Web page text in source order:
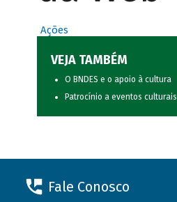
Ações
VEJA TAMBÉM
O BNDES e o apoio à cultura
Patrocínio a eventos culturais
Fale Conosco